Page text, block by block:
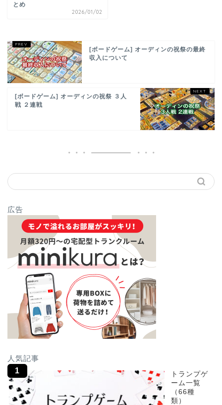
とめ
2026/01/02
[ボードゲーム] オーディンの祝祭の最終
収入について
[ボードゲーム] オーディンの祝祭 ３人
戦 ２連戦
広告
人気記事
トランプゲ
ーム一覧
（66種
類）